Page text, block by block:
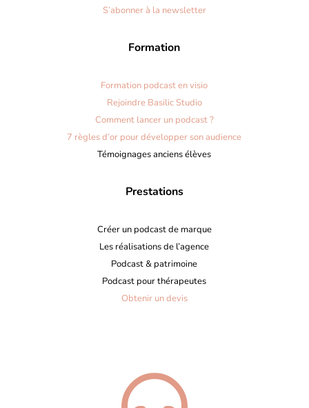
S’abonner à la newsletter
Formation
Formation podcast en visio
Rejoindre Basilic Studio
Comment lancer un podcast ?
7 règles d’or pour développer son audience
Témoignages anciens élèves
Prestations
Créer un podcast de marque
Les réalisations de l’agence
Podcast & patrimoine
Podcast pour thérapeutes
Obtenir un devis